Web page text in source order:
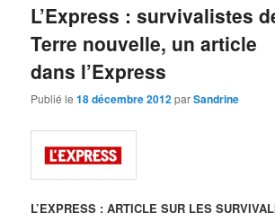
L’Express : survivalistes
Terre nouvelle, un article
dans l’Express
Publié le18 décembre 2012parSandrine
L’EXPRESS : ARTICLE SUR LES